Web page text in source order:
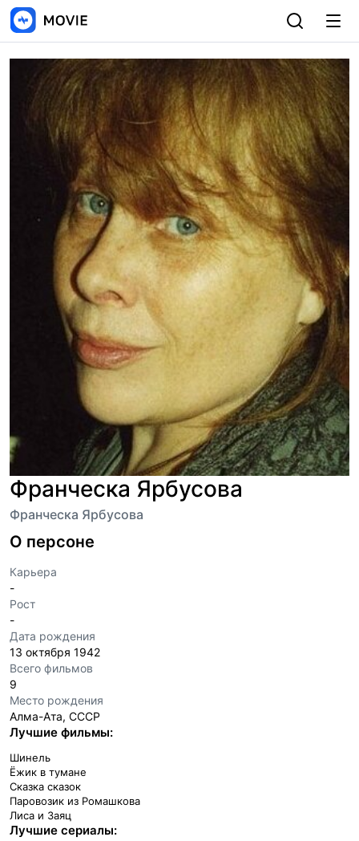
Франческа Ярбусова
Франческа Ярбусова
О персоне
Карьера
-
Рост
-
Дата рождения
13 октября 1942
Всего фильмов
9
Место рождения
Алма-Ата, СССР
Лучшие фильмы:
Шинель
Ёжик в тумане
Сказка сказок
Паровозик из Ромашкова
Лиса и Заяц
Лучшие сериалы: